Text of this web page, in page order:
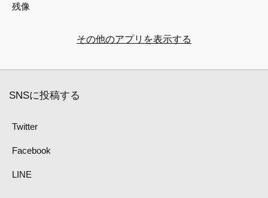
残像
その他のアプリを表示する
SNSに投稿する
Twitter
Facebook
LINE